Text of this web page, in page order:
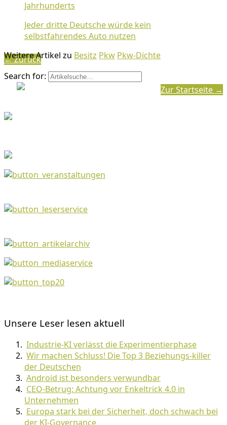
Jahrhunderts
Jeder dritte Deutsche würde kein
selbstfahrendes Auto nutzen
Weitere Artikel zu Besitz Pkw Pkw-Dichte
Zur Startseite →
← Zurück
Search for:
Unsere Leser lesen aktuell
Industrie-KI verlässt die Experimentierphase
Wir machen Schluss! Die Top 3 Beziehungs-killer
der Deutschen
Android ist besonders verwundbar
CEO-Betrug: Achtung vor Enkeltrick 4.0 in
Unternehmen
Europa stark bei der Sicherheit, doch schwach bei
der KI-Governance